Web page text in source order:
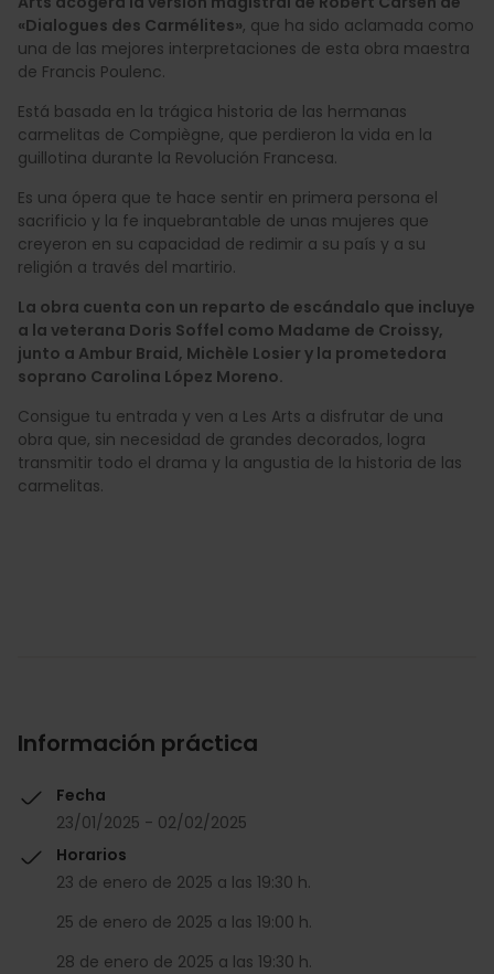
«Dialogues des Carmélites», que ha sido aclamada como
una de las mejores interpretaciones de esta obra maestra
de Francis Poulenc.
Está basada en la trágica historia de las hermanas
carmelitas de Compiègne, que perdieron la vida en la
guillotina durante la Revolución Francesa.
Es una ópera que te hace sentir en primera persona el
sacrificio y la fe inquebrantable de unas mujeres que
creyeron en su capacidad de redimir a su país y a su
religión a través del martirio.
La obra cuenta con un reparto de escándalo que incluye
a la veterana Doris Soffel como Madame de Croissy,
junto a Ambur Braid, Michèle Losier y la prometedora
soprano Carolina López Moreno.
Consigue tu entrada y ven a Les Arts a disfrutar de una
obra que, sin necesidad de grandes decorados, logra
transmitir todo el drama y la angustia de la historia de las
carmelitas.
Información práctica
Fecha
23/01/2025 - 02/02/2025
Horarios
23 de enero de 2025 a las 19:30 h.
25 de enero de 2025 a las 19:00 h.
28 de enero de 2025 a las 19:30 h.